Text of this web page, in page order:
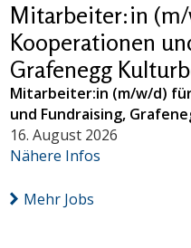
Mitarbeiter:in
Kooperationen
Grafenegg
Mitarbeiter:in (m/w/d)
und Fundraising,
16. August 2026
Nähere Infos
Mehr Jobs